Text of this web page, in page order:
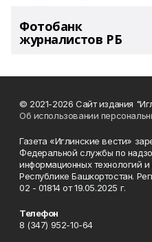
Фотобанк
журналистов РБ
© 2021-2026 Сайт издания
Об использовании
Газета «Иглинские вести»
Федеральной службы по
информационных технологий
Республике Башкортостан.
02 - 01814 от 19.05.2025 г.
Телефон
8 (347) 952-10-64